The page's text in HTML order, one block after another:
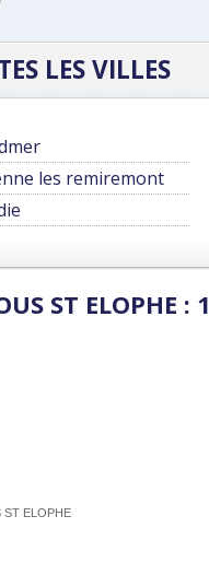
LES VILLES
les remiremont
ST ELOPHE : 1
ST ELOPHE